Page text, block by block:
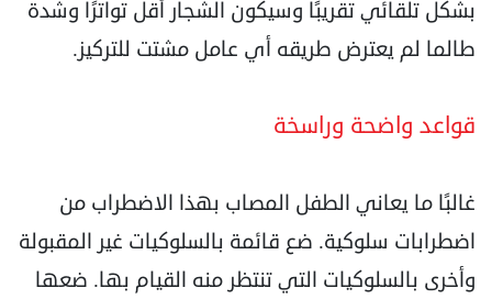
بشكل تلقائي تقريبًا وسيكون الشجار أقل تواترًا وشدة
طالما لم يعترض طريقه أي عامل مشتت للتركيز.
قواعد واضحة وراسخة
غالبًا ما يعاني الطفل المصاب بهذا الاضطراب من
اضطرابات سلوكية. ضع قائمة بالسلوكيات غير المقبولة
وأخرى بالسلوكيات التي تنتظر منه القيام بها. ضعها